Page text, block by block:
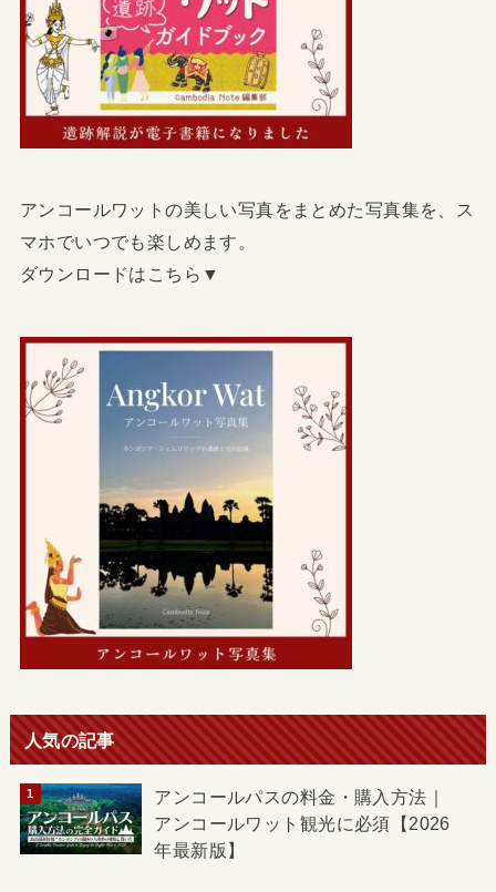
アンコールワットの美しい写真をまとめた写真集を、ス
マホでいつでも楽しめます。
ダウンロードはこちら▼
人気の記事
アンコールパスの料金・購入方法｜
アンコールワット観光に必須【2026
年最新版】